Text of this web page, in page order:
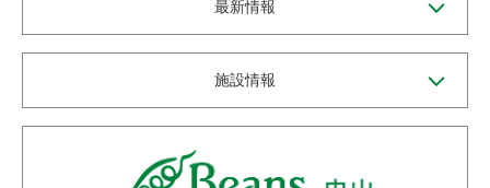
最新情報
施設情報